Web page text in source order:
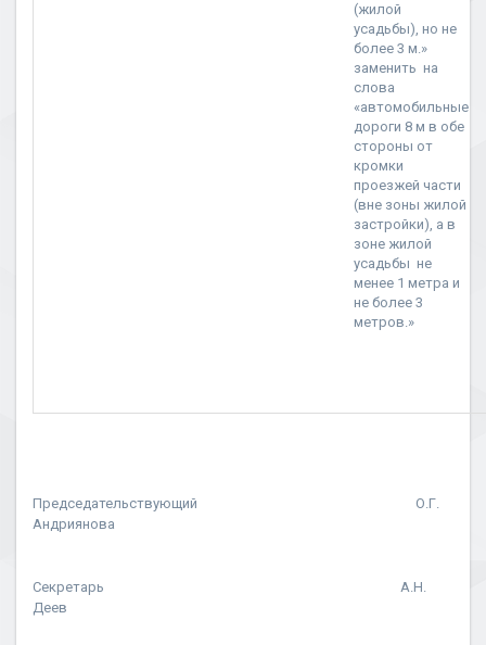
(жилой
усадьбы), но не
более 3 м.»
заменить на
слова
«автомобильные
дороги 8 м в обе
стороны от
кромки
проезжей части
(вне зоны жилой
застройки), а в
зоне жилой
усадьбы не
менее 1 метра и
не более 3
метров.»
Председательствующий О.Г.
Андриянова
Секретарь А.Н.
Деев